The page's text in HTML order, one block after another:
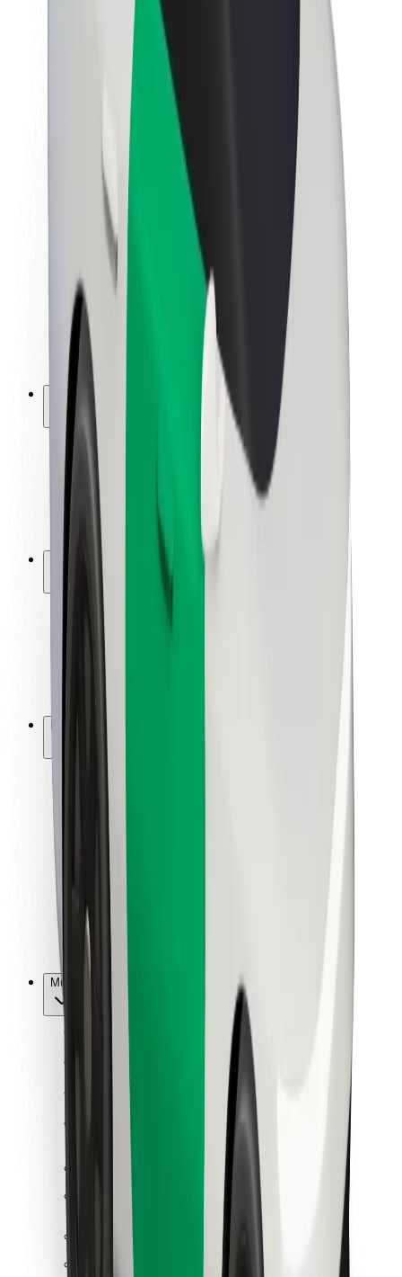
Boltist lähemalt
Bolt ja kestlikkus
Nullprojekt
Kaubamärgi suunised
Missioon
Investorsuhted
Juhtkond
Bränd
Meedia
Urban Fund
Ohutus
Sõitjate ohutus
Juhtide ohutus
Tõukerattaohutus
Safety Lab
Asukohad
Lahendused linnadele
Lennujaamad
Bolti laadimisdokid
Sõitjatele
Kulleritele
Bolt Food
Sõidukiparkidele
Restoranidele
Bolt for Business
Muu
Küpsised
Turvalisus
Laadi alla Bolti rakendus
Laadi alla Bolt Foodi rakendus